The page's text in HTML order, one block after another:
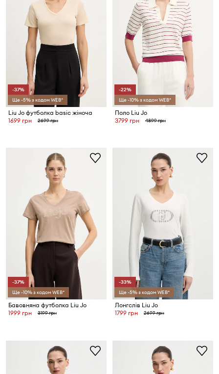
-37%
Ще -5% з кодом WEB*
Liu Jo футболка basic жіноча
1699 грн
2699 грн
-22%
Ще -10% з кодом WEB*
Поло Liu Jo
3799 грн
4899 грн
-37%
Ще -10% з кодом WEB*
Бавовняна футболка Liu Jo
1999 грн
3199 грн
-33%
Ще -5% з кодом WEB*
Лонгслів Liu Jo
1799 грн
2699 грн